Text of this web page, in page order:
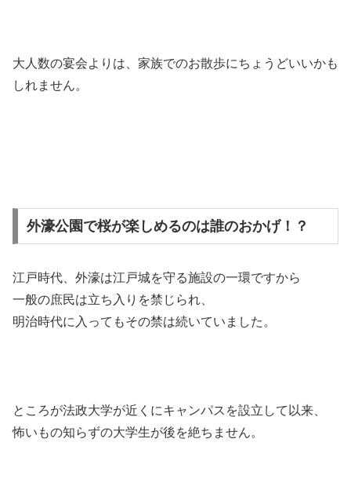
大人数の宴会よりは、家族でのお散歩にちょうどいいかも
しれません。
外濠公園で桜が楽しめるのは誰のおかげ！？
江戸時代、外濠は江戸城を守る施設の一環ですから
一般の庶民は立ち入りを禁じられ、
明治時代に入ってもその禁は続いていました。
ところが法政大学が近くにキャンパスを設立して以来、
怖いもの知らずの大学生が後を絶ちません。